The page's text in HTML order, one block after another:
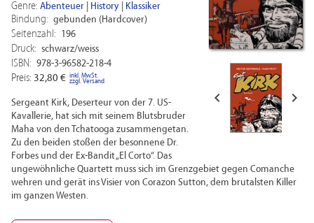
 
Genre: Abenteuer History Klassiker
Bindung: gebunden (Hardcover)
Seitenzahl: 196
Druck: schwarz/weiss
ISBN: 978-3-96582-218-4
Preis: 32,80 € inkl. MwSt.
zzgl. Versand
Sergeant Kirk, Deserteur von der 7. US-
Kavallerie, hat sich mit seinem Blutsbruder
Maha von den Tchatooga zusammengetan.
Zu den beiden stoßen der besonnene Dr.
Forbes und der Ex-Bandit „El Corto“. Das
ungewöhnliche Quartett muss sich im Grenzgebiet gegen Comanche
wehren und gerät ins Visier von Corazon Sutton, dem brutalsten Killer
im ganzen Westen.